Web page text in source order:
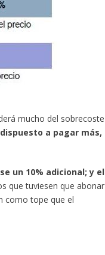
mucho del sobrecoste
a pagar más,
un 10% adicional; y el
que tuviesen que abonar
como tope que el